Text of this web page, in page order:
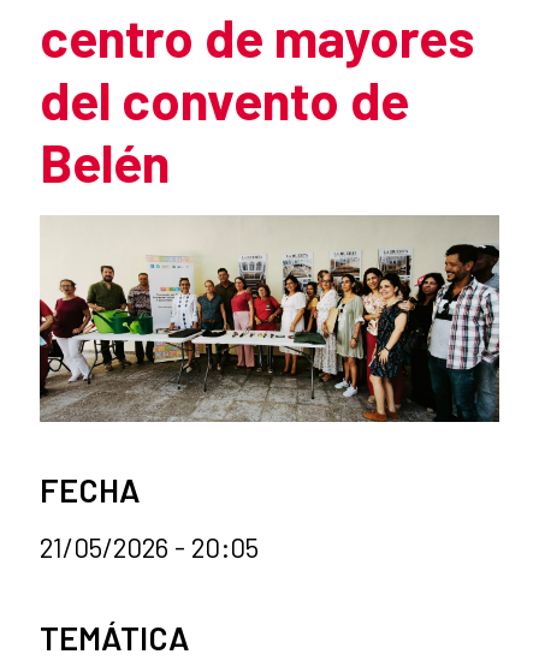
centro de mayores
del convento de
Belén
FECHA
21/05/2026 - 20:05
Categorías de la noticia
TEMÁTICA